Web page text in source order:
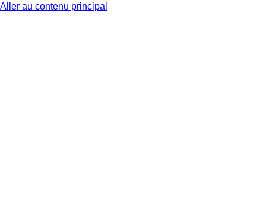
Aller au contenu principal